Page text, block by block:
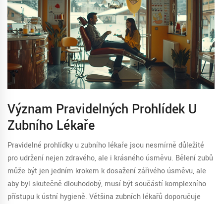
Význam Pravidelných Prohlídek U
Zubního Lékaře
Pravidelné prohlídky u zubního lékaře jsou nesmírně důležité
pro udržení nejen zdravého, ale i krásného úsměvu. Bělení zubů
může být jen jedním krokem k dosažení zářivého úsměvu, ale
aby byl skutečně dlouhodobý, musí být součástí komplexního
přístupu k ústní hygieně. Většina zubních lékařů doporučuje